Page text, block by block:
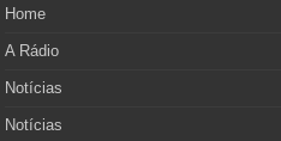
Home
A Rádio
Notícias
Notícias